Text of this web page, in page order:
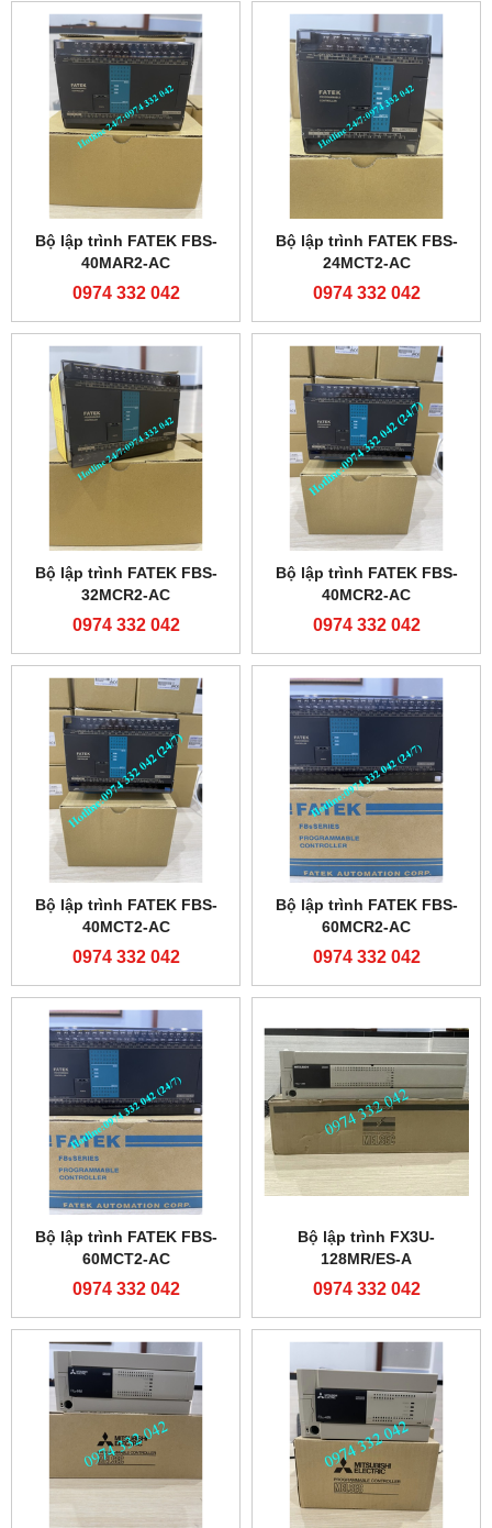
Bộ lập trình FATEK FBS-
40MAR2-AC
0974 332 042
Bộ lập trình FATEK FBS-
24MCT2-AC
0974 332 042
Bộ lập trình FATEK FBS-
32MCR2-AC
0974 332 042
Bộ lập trình FATEK FBS-
40MCR2-AC
0974 332 042
Bộ lập trình FATEK FBS-
40MCT2-AC
0974 332 042
Bộ lập trình FATEK FBS-
60MCR2-AC
0974 332 042
Bộ lập trình FATEK FBS-
60MCT2-AC
0974 332 042
Bộ lập trình FX3U-
128MR/ES-A
0974 332 042